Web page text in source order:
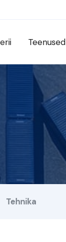
Teenused
Tehnika